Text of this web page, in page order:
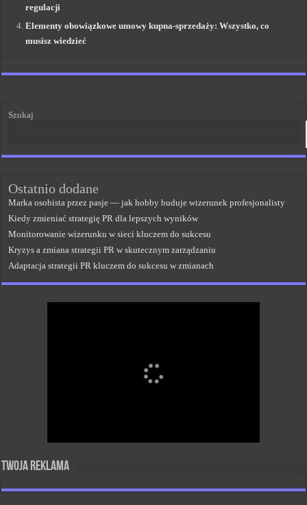
regulacji
Elementy obowiązkowe umowy kupna-sprzedaży: Wszystko, co
musisz wiedzieć
Szukaj
Ostatnio dodane
Marka osobista przez pasje — jak hobby buduje wizerunek profesjonalisty
Kiedy zmieniać strategię PR dla lepszych wyników
Monitorowanie wizerunku w sieci kluczem do sukcesu
Kryzys a zmiana strategii PR w skutecznym zarządzaniu
Adaptacja strategii PR kluczem do sukcesu w zmianach
Twoja reklama